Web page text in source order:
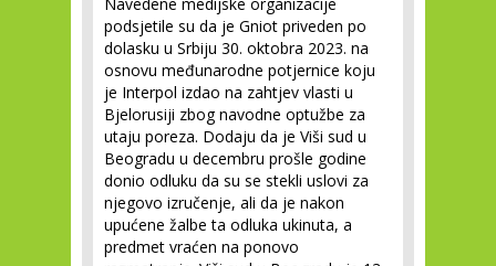
podsjetile su da je Gniot priveden po
dolasku u Srbiju 30. oktobra 2023. na
osnovu međunarodne potjernice koju
je Interpol izdao na zahtjev vlasti u
Bjelorusiji zbog navodne optužbe za
utaju poreza. Dodaju da je Viši sud u
Beogradu u decembru prošle godine
donio odluku da su se stekli uslovi za
njegovo izručenje, ali da je nakon
upućene žalbe ta odluka ukinuta, a
predmet vraćen na ponovo